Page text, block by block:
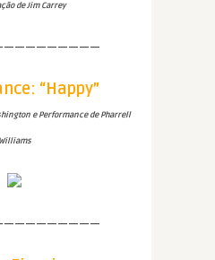
de Jim Carrey
“Happy”
e Performance de Pharrell
Williams